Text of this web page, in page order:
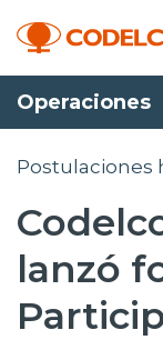
Transparencia
Operaciones
Postulaciones
lanzó